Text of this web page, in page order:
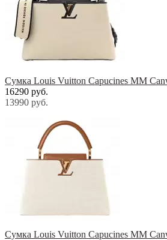
Cумка Louis Vuitton Capucines МM
16290 руб.
13990 руб.
Cумка Louis Vuitton Capucines МM